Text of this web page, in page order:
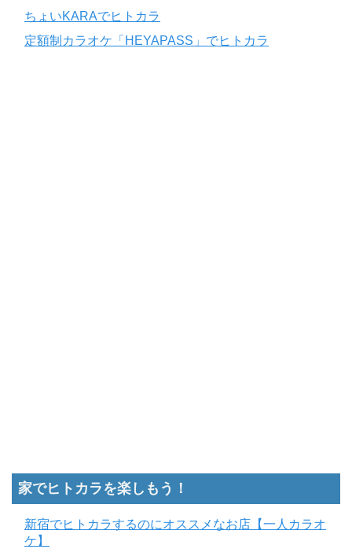
ちょいKARAでヒトカラ
定額制カラオケ「HEYAPASS」でヒトカラ
家でヒトカラを楽しもう！
新宿でヒトカラするのにオススメなお店【一人カラオ
ケ】